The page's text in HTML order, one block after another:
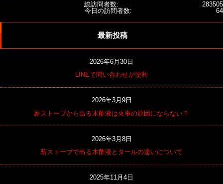
283505
総訪問者数:
64
今日の訪問者数:
最新投稿
2026年6月30日
LINEで問い合わせが便利
2026年3月9日
薪ストーブから出る木酢液は火事の原因にならない？
2026年3月8日
薪ストーブで出る木酢液とタールの違いについて
2025年11月4日